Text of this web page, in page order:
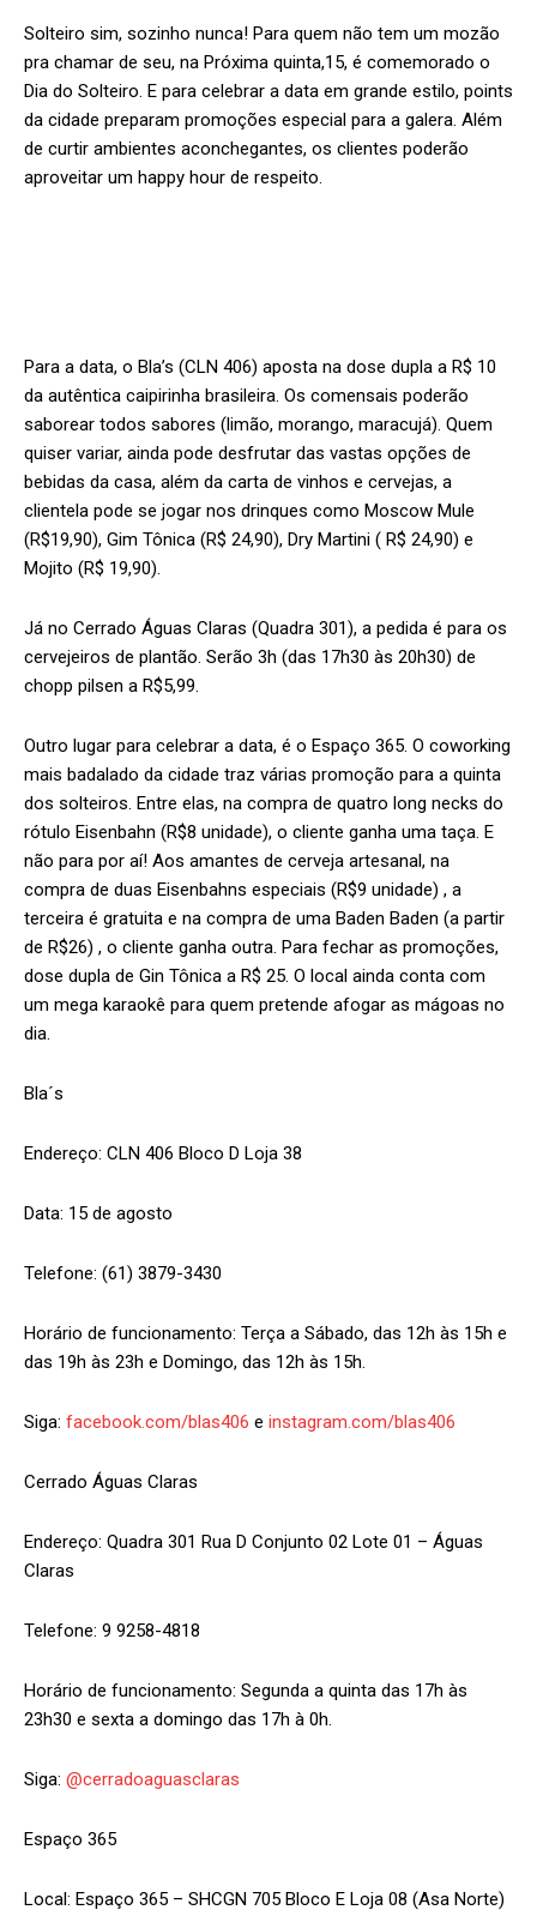
Solteiro sim, sozinho nunca! Para quem não tem um mozão
pra chamar de seu, na Próxima quinta,15, é comemorado o
Dia do Solteiro. E para celebrar a data em grande estilo, points
da cidade preparam promoções especial para a galera. Além
de curtir ambientes aconchegantes, os clientes poderão
aproveitar um happy hour de respeito.
Para a data, o Bla’s (CLN 406) aposta na dose dupla a R$ 10
da autêntica caipirinha brasileira. Os comensais poderão
saborear todos sabores (limão, morango, maracujá). Quem
quiser variar, ainda pode desfrutar das vastas opções de
bebidas da casa, além da carta de vinhos e cervejas, a
clientela pode se jogar nos drinques como Moscow Mule
(R$19,90), Gim Tônica (R$ 24,90), Dry Martini ( R$ 24,90) e
Mojito (R$ 19,90).
Já no Cerrado Águas Claras (Quadra 301), a pedida é para os
cervejeiros de plantão. Serão 3h (das 17h30 às 20h30) de
chopp pilsen a R$5,99.
Outro lugar para celebrar a data, é o Espaço 365. O coworking
mais badalado da cidade traz várias promoção para a quinta
dos solteiros. Entre elas, na compra de quatro long necks do
rótulo Eisenbahn (R$8 unidade), o cliente ganha uma taça. E
não para por aí! Aos amantes de cerveja artesanal, na
compra de duas Eisenbahns especiais (R$9 unidade) , a
terceira é gratuita e na compra de uma Baden Baden (a partir
de R$26) , o cliente ganha outra. Para fechar as promoções,
dose dupla de Gin Tônica a R$ 25. O local ainda conta com
um mega karaokê para quem pretende afogar as mágoas no
dia.
Bla´s
Endereço: CLN 406 Bloco D Loja 38
Data: 15 de agosto
Telefone: (61) 3879-3430
Horário de funcionamento: Terça a Sábado, das 12h às 15h e
das 19h às 23h e Domingo, das 12h às 15h.
Siga: facebook.com/blas406 e instagram.com/blas406
Cerrado Águas Claras
Endereço: Quadra 301 Rua D Conjunto 02 Lote 01 – Águas
Claras
Telefone: 9 9258-4818
Horário de funcionamento: Segunda a quinta das 17h às
23h30 e sexta a domingo das 17h à 0h.
Siga: @cerradoaguasclaras
Espaço 365
Local: Espaço 365 – SHCGN 705 Bloco E Loja 08 (Asa Norte)